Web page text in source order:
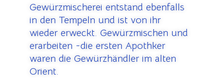
Gewürzmischerei entstand ebenfalls
in den Tempeln und ist von ihr
wieder erweckt. Gewürzmischen und
erarbeiten -die ersten Apothker
waren die Gewürzhändler im alten
Orient.